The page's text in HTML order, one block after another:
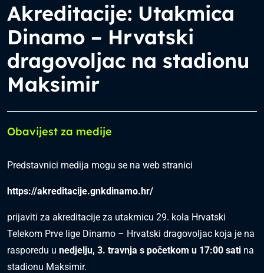
Akreditacije: Utakmica
Dinamo – Hrvatski
dragovoljac na stadionu
Maksimir
Obavijest za medije
Predstavnici medija mogu se na web stranici
https://akreditacije.gnkdinamo.hr/
prijaviti za akreditacije za utakmicu 29. kola Hrvatski
Telekom Prve lige Dinamo – Hrvatski dragovoljac koja je na
rasporedu u nedjelju, 3. travnja s početkom u 17:00 sati na
stadionu Maksimir.